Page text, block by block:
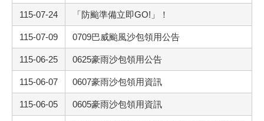
115-07-24 「防颱準備立即GO!」！
115-07-09 0709巴威颱風沙包領用公告
115-06-25 0625豪雨沙包領用公告
115-06-07 0607豪雨沙包領用資訊
115-06-05 0605豪雨沙包領用資訊